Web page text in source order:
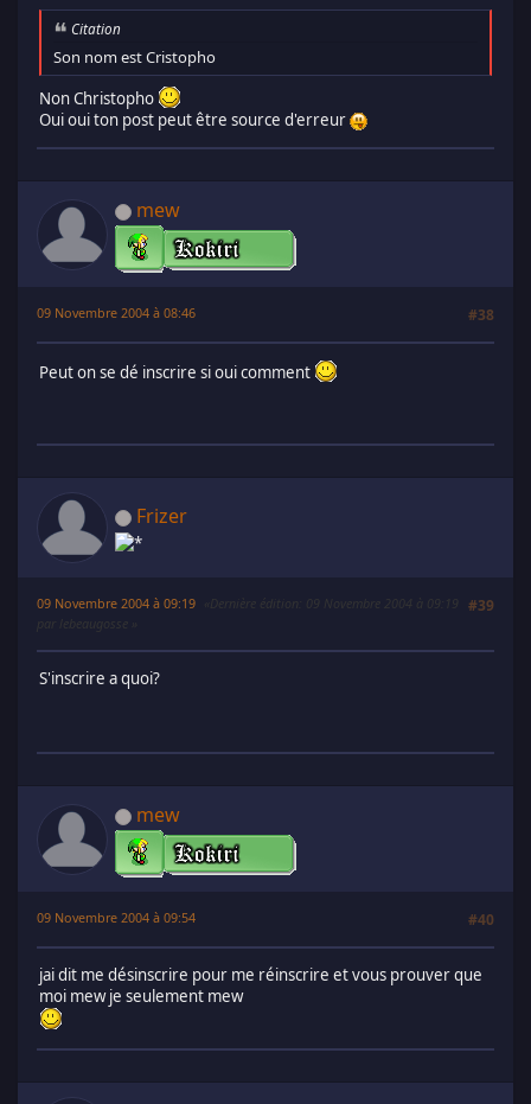
Citation
Son nom est Cristopho
Non Christopho
Oui oui ton post peut être source d'erreur
mew
09 Novembre 2004 à 08:46 #38
Peut on se dé inscrire si oui comment
Frizer
09 Novembre 2004 à 09:19 #39
Dernière édition
: 09 Novembre 2004 à 09:19
par lebeaugosse
S'inscrire a quoi?
mew
09 Novembre 2004 à 09:54 #40
jai dit me désinscrire pour me réinscrire et vous prouver que
moi mew je seulement mew